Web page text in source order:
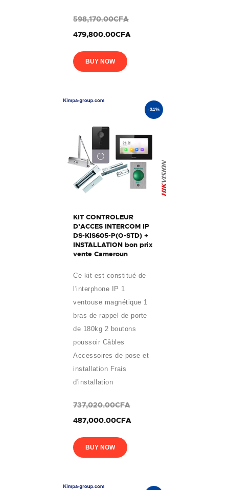
598,170.00CFA
479,800.00CFA
BUY NOW
-34%
KIT CONTROLEUR
D’ACCES INTERCOM IP
DS-KIS605-P(O-STD) +
INSTALLATION bon prix
vente Cameroun
Ce kit est constitué de
l'interphone IP 1
ventouse magnétique 1
bras de rappel de porte
de 180kg 2 boutons
poussoir Câbles
Accessoires de pose et
installation Frais
d'installation
737,020.00CFA
487,000.00CFA
BUY NOW